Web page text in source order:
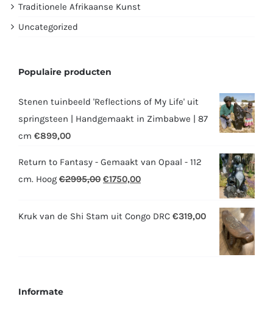
Traditionele Afrikaanse Kunst
Uncategorized
Populaire producten
Stenen tuinbeeld 'Reflections of My Life' uit
springsteen | Handgemaakt in Zimbabwe | 87
cm €899,00
Return to Fantasy - Gemaakt van Opaal - 112
cm. Hoog €2995,00 Oorspronkelijke
was:
€1750,00Huidige
is:
Kruk van de Shi Stam uit Congo DRC €319,00
Informate